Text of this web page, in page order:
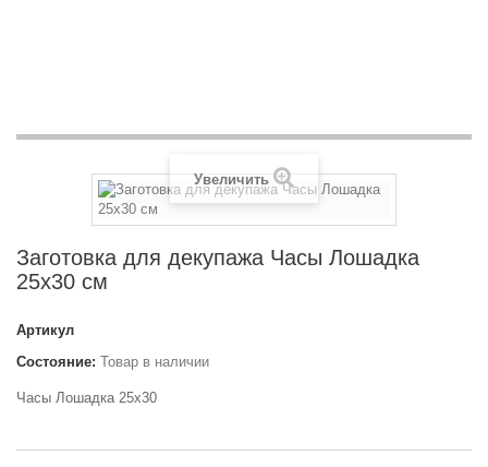
Увеличить
Заготовка для декупажа Часы Лошадка
25х30 см
Артикул
Состояние: Товар в наличии
Часы Лошадка 25х30